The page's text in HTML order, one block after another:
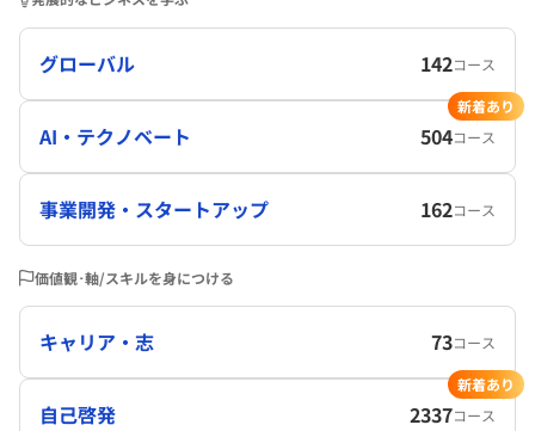
グローバル 142コース
AI・テクノベート 504コース
新着あり
事業開発・スタートアップ 162コース
価値観･軸/スキルを身につける
キャリア・志 73コース
自己啓発 2337コース
新着あり